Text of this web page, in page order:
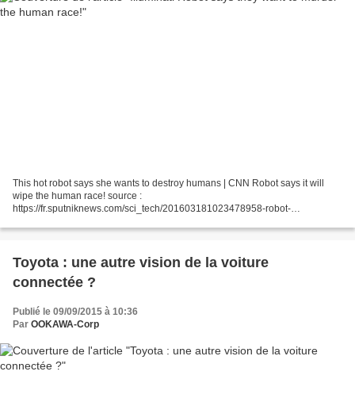
This hot robot says she wants to destroy humans | CNN Robot says it will
wipe the human race! source :
https://fr.sputniknews.com/sci_tech/201603181023478958-robot-
CNN Robot says...
Toyota : une autre vision de la voiture
connectée ?
Publié le 09/09/2015 à 10:36
Par OOKAWA-Corp